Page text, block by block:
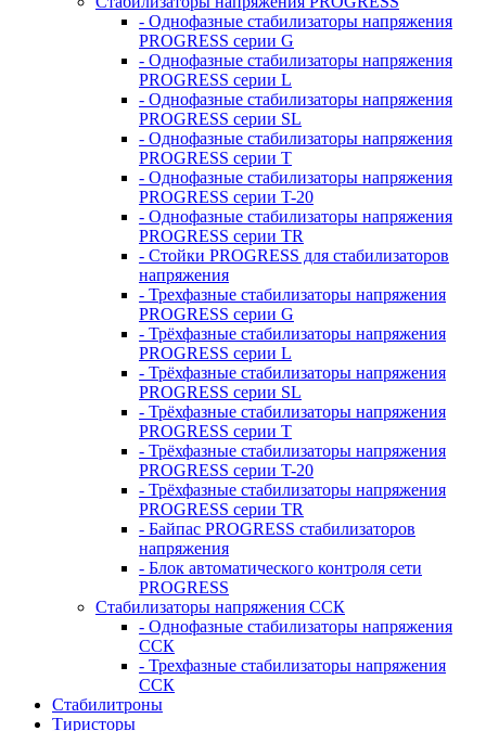
- Однофазные стабилизаторы напряжения
PROGRESS серии G
- Однофазные стабилизаторы напряжения
PROGRESS серии L
- Однофазные стабилизаторы напряжения
PROGRESS серии SL
- Однофазные стабилизаторы напряжения
PROGRESS серии T
- Однофазные стабилизаторы напряжения
PROGRESS серии T-20
- Однофазные стабилизаторы напряжения
PROGRESS серии TR
- Стойки PROGRESS для стабилизаторов
напряжения
- Трехфазные стабилизаторы напряжения
PROGRESS серии G
- Трёхфазные стабилизаторы напряжения
PROGRESS серии L
- Трёхфазные стабилизаторы напряжения
PROGRESS серии SL
- Трёхфазные стабилизаторы напряжения
PROGRESS серии T
- Трёхфазные стабилизаторы напряжения
PROGRESS серии T-20
- Трёхфазные стабилизаторы напряжения
PROGRESS серии TR
- Байпас PROGRESS стабилизаторов
напряжения
- Блок автоматического контроля сети
PROGRESS
Стабилизаторы напряжения ССК
- Однофазные стабилизаторы напряжения
ССК
- Трехфазные стабилизаторы напряжения
ССК
Стабилитроны
Тиристоры